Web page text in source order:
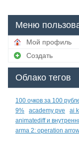
Меню
Мой профиль
Создать
Облако тегов
100 очков за 100
9%
academy pve
ai
animatediff и
arma 2: operation